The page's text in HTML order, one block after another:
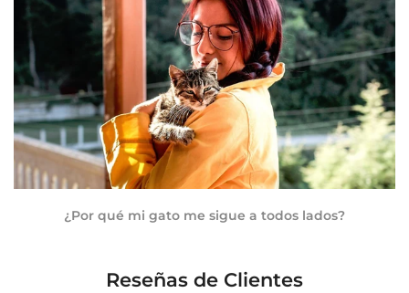
¿Por qué mi gato me sigue a todos lados?
Reseñas de Clientes